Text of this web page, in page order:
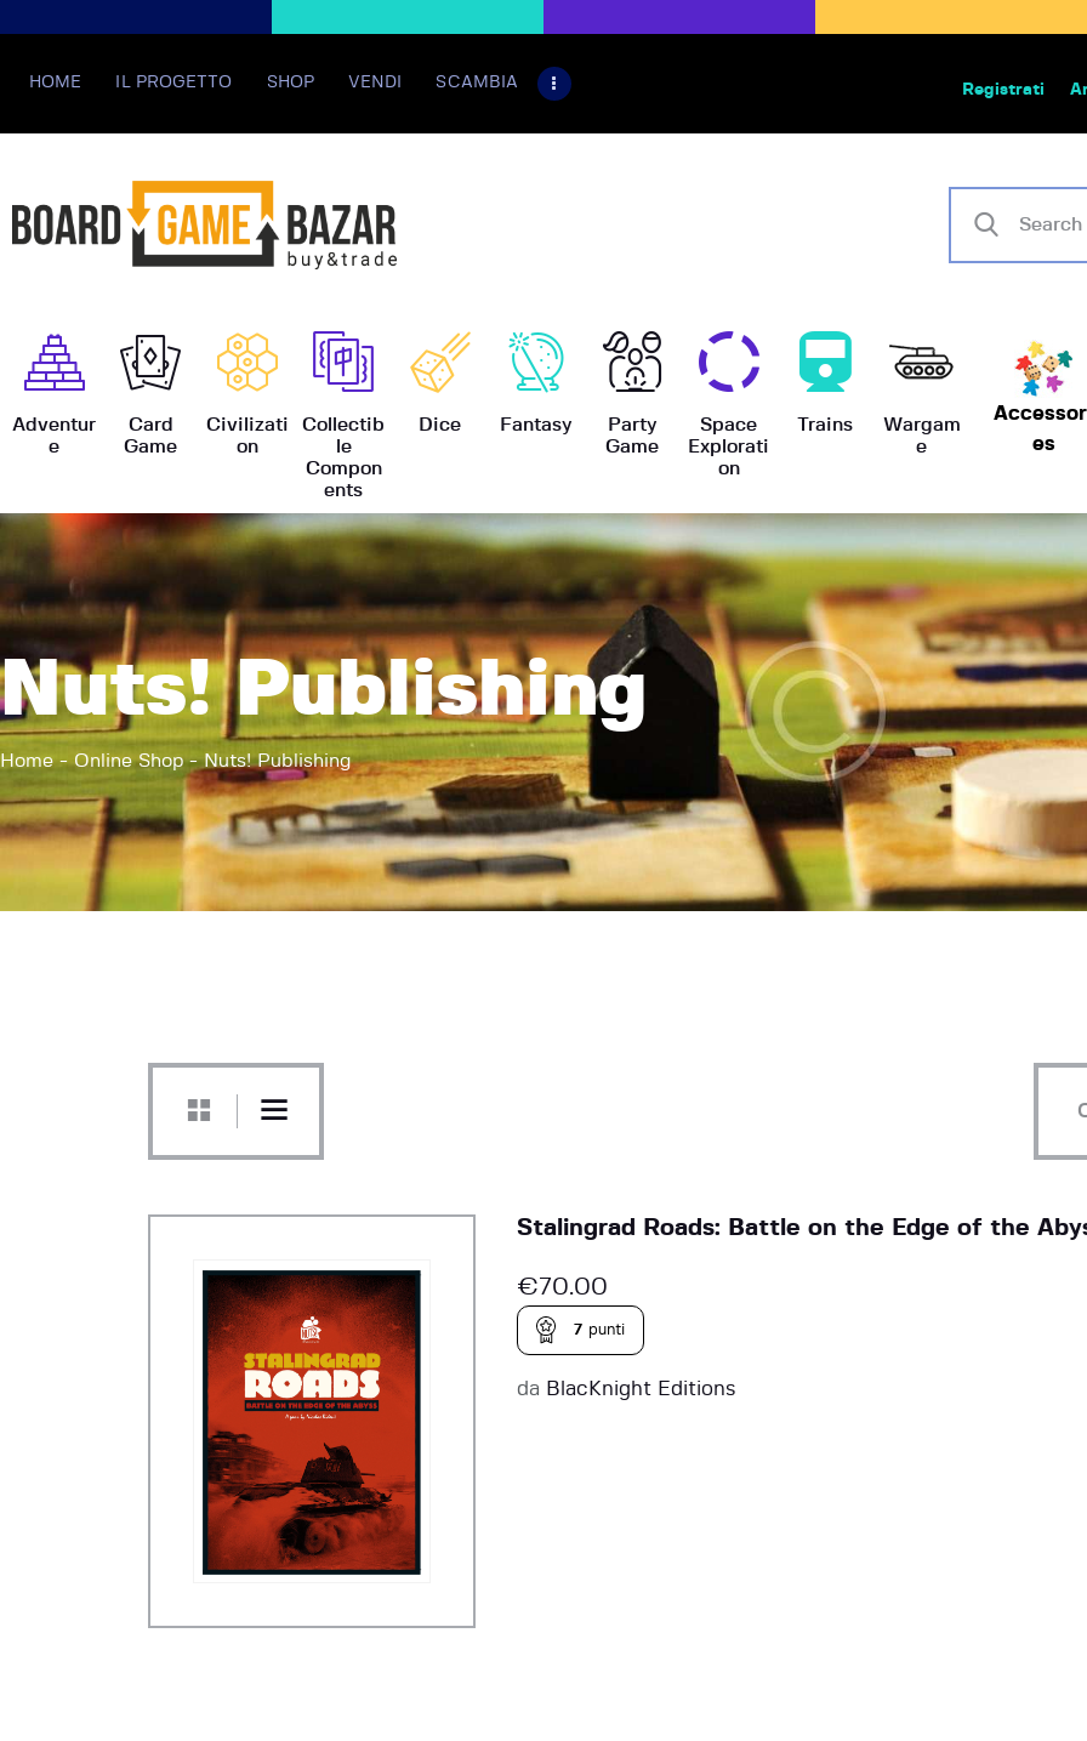
HOME IL PROGETTO SHOP VENDI SCAMBIA Registrati
Adventur
e
Card
Game
Civilizati
on
Collectib
le
Compon
ents
Dice Fantasy
Party
Game
Space
Explorati
on
Trains
Wargam
e
es
Nuts! Publishing
Home Online Shop Nuts! Publishing
BoardGameBazar | vendita e scambio
BoardGameBazar
HOME
IL PROGETTO
CASE EDITRICI
AIUTO
BLOG-NEWS
EVENTI
Stalingrad Roads: Battle on the Edge of the
€70.00
7 punti
da BlacKnight Editions